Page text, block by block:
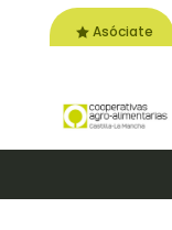
Asóciate